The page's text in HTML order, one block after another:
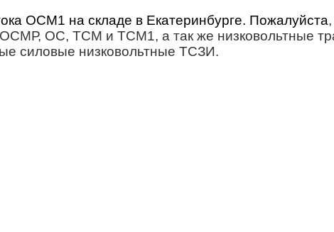
ОСМ1 на складе в Екатеринбурге. Пожалуйста
ОС, ТСМ и ТСМ1, а так же низковольтные
силовые низковольтные ТСЗИ.